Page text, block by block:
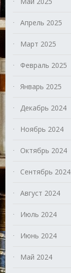
Апрель 2025
Март 2025
Февраль 2025
Январь 2025
Декабрь 2024
Ноябрь 2024
Октябрь 2024
Сентябрь 2024
Август 2024
Июль 2024
Июнь 2024
Май 2024